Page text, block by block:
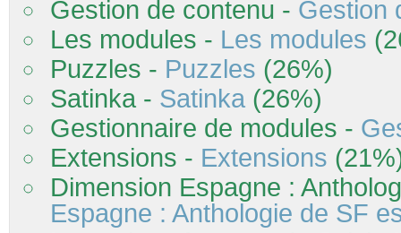
Gestion de contenu - Gestion
Les modules - Les modules
Puzzles - Puzzles (26%)
Satinka - Satinka (26%)
Gestionnaire de modules -
Extensions - Extensions
Dimension Espagne :
Espagne : Anthologie de SF